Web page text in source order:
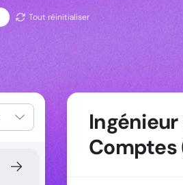
Tout réinitialiser
Comptes